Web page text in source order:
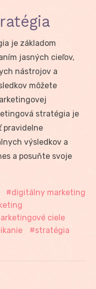
je základom
jasných cieľov,
nástrojov a
môžete
stratégia je
pravidelne
výsledkov a
a posuňte svoje
digitálny marketing
ciele
stratégia